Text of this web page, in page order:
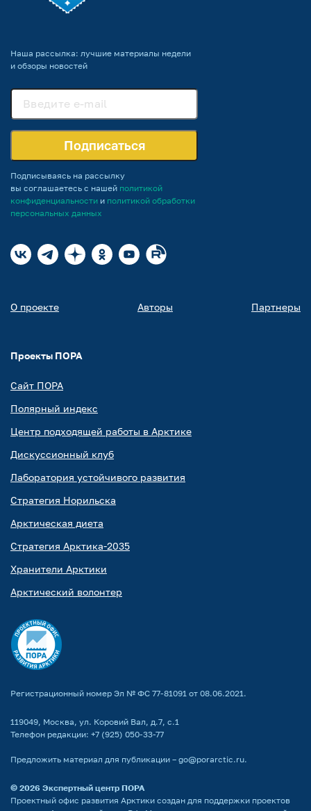
Наша рассылка: лучшие материалы недели
и обзоры новостей
Подписаться
Подписываясь на рассылку
вы соглашаетесь с нашей политикой
конфиденциальности и политикой обработки
персональных данных
О проекте Авторы Партнеры
Проекты ПОРА
Сайт ПОРА
Полярный индекс
Центр подходящей работы в Арктике
Дискуссионный клуб
Лаборатория устойчивого развития
Стратегия Норильска
Арктическая диета
Стратегия Арктика-2035
Хранители Арктики
Арктический волонтер
Регистрационный номер Эл № ФС 77-81091 от 08.06.2021.
119049, Москва, ул. Коровий Вал, д.7, с.1
Телефон редакции: +7 (925) 050-33-77
Предложить материал для публикации – go@porarctic.ru.
© 2026 Экспертный центр ПОРА
Проектный офис развития Арктики создан для поддержки проектов